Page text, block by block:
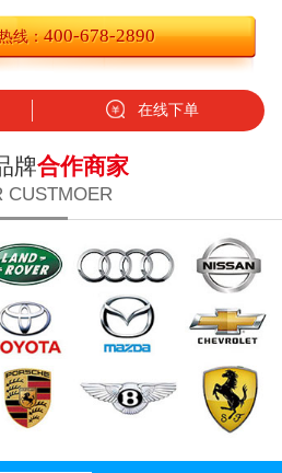
线：400-678-2890
在线下单
牌合作商家
CUSTMOER